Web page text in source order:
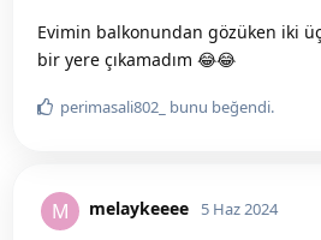
Evimin balkonundan gözüken iki
bir yere çıkamadım 😂😂
perimasali802_ bunu beğendi.
M melaykeeee 5 Haz 2024